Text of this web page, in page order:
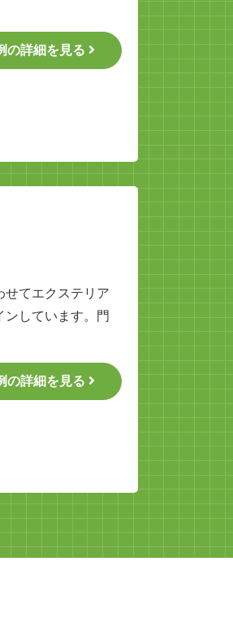
の詳細を見る
せてエクステリア
ンしています。門
の詳細を見る